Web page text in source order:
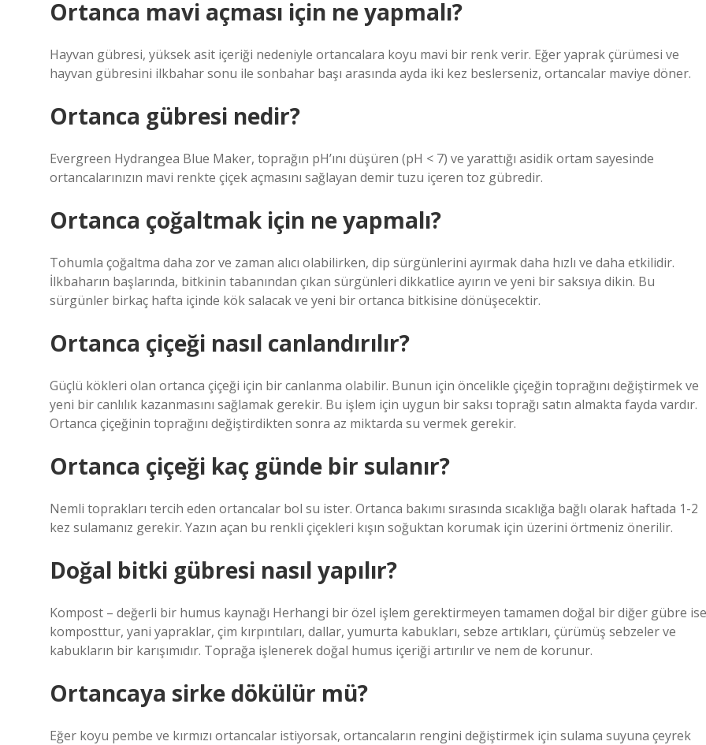
Ortanca mavi açması için ne yapmalı?
Hayvan gübresi, yüksek asit içeriği nedeniyle ortancalara koyu mavi bir renk verir. Eğer yaprak çürümesi ve
hayvan gübresini ilkbahar sonu ile sonbahar başı arasında ayda iki kez beslerseniz, ortancalar maviye döner.
Ortanca gübresi nedir?
Evergreen Hydrangea Blue Maker, toprağın pH’ını düşüren (pH < 7) ve yarattığı asidik ortam sayesinde
ortancalarınızın mavi renkte çiçek açmasını sağlayan demir tuzu içeren toz gübredir.
Ortanca çoğaltmak için ne yapmalı?
Tohumla çoğaltma daha zor ve zaman alıcı olabilirken, dip sürgünlerini ayırmak daha hızlı ve daha etkilidir.
İlkbaharın başlarında, bitkinin tabanından çıkan sürgünleri dikkatlice ayırın ve yeni bir saksıya dikin. Bu
sürgünler birkaç hafta içinde kök salacak ve yeni bir ortanca bitkisine dönüşecektir.
Ortanca çiçeği nasıl canlandırılır?
Güçlü kökleri olan ortanca çiçeği için bir canlanma olabilir. Bunun için öncelikle çiçeğin toprağını değiştirmek ve
yeni bir canlılık kazanmasını sağlamak gerekir. Bu işlem için uygun bir saksı toprağı satın almakta fayda vardır.
Ortanca çiçeğinin toprağını değiştirdikten sonra az miktarda su vermek gerekir.
Ortanca çiçeği kaç günde bir sulanır?
Nemli toprakları tercih eden ortancalar bol su ister. Ortanca bakımı sırasında sıcaklığa bağlı olarak haftada 1-2
kez sulamanız gerekir. Yazın açan bu renkli çiçekleri kışın soğuktan korumak için üzerini örtmeniz önerilir.
Doğal bitki gübresi nasıl yapılır?
Kompost – değerli bir humus kaynağı Herhangi bir özel işlem gerektirmeyen tamamen doğal bir diğer gübre ise
komposttur, yani yapraklar, çim kırpıntıları, dallar, yumurta kabukları, sebze artıkları, çürümüş sebzeler ve
kabukların bir karışımıdır. Toprağa işlenerek doğal humus içeriği artırılır ve nem de korunur.
Ortancaya sirke dökülür mü?
Eğer koyu pembe ve kırmızı ortancalar istiyorsak, ortancaların rengini değiştirmek için sulama suyuna çeyrek